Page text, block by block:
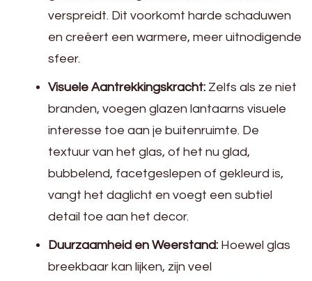
verspreidt. Dit voorkomt harde schaduwen
en creëert een warmere, meer uitnodigende
sfeer.
Visuele Aantrekkingskracht: Zelfs als ze niet
branden, voegen glazen lantaarns visuele
interesse toe aan je buitenruimte. De
textuur van het glas, of het nu glad,
bubbelend, facetgeslepen of gekleurd is,
vangt het daglicht en voegt een subtiel
detail toe aan het decor.
Duurzaamheid en Weerstand: Hoewel glas
breekbaar kan lijken, zijn veel